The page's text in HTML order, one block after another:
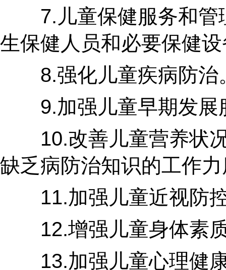
7.儿童保健服务和管理
生保健人员和必要保健
8.强化儿童疾病防治。
9.加强儿童早期发展服
10.改善儿童营养状况
缺乏病防治知识的工作
11.加强儿童近视防控
12.增强儿童身体素质
13.加强儿童心理健康